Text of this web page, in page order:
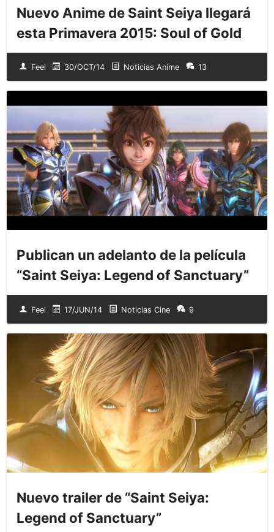
Nuevo Anime de Saint Seiya llegará
esta Primavera 2015: Soul of Gold
Feel 30/OCT/14 Noticias Anime 13
Publican un adelanto de la película
“Saint Seiya: Legend of Sanctuary”
Feel 17/JUN/14 Noticias Cine 9
Nuevo trailer de “Saint Seiya:
Legend of Sanctuary”